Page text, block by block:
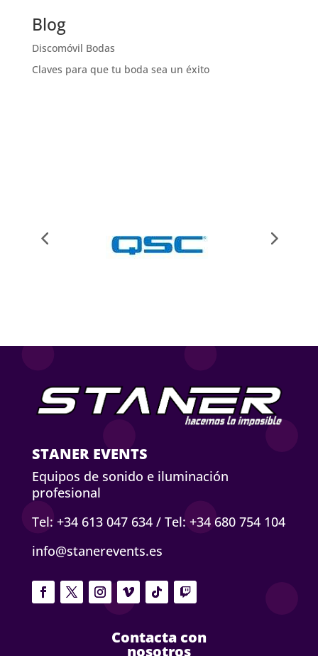
Blog
Discomóvil Bodas
Claves para que tu boda sea un éxito
STANER EVENTS
Equipos de sonido e iluminación
profesional
Tel: +34 613 047 634/ Tel: +34 680 754 104
info@stanerevents.es
Contacta con
nosotros